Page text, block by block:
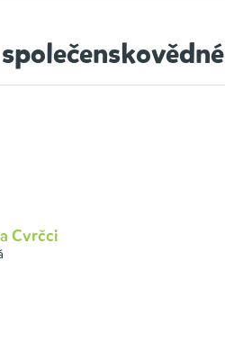
Cvrčci